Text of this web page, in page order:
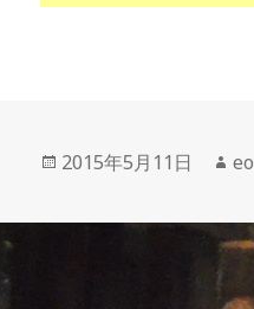
投
日:
2015年5月11日
作
者
eo